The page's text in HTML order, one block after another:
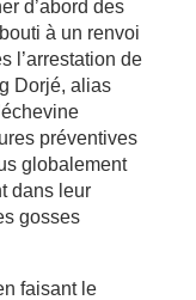
d’abord des
à un renvoi
l’arrestation de
Dorjé, alias
préventives
globalement
dans leur
gosses
faisant le